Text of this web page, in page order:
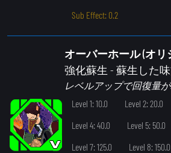
Sub Effect: 0.2
オーバーホール (オリ
強化蘇生 - 蘇生した
レベルアップで回復量
Level 1: 10.0
Level 2: 20.0
Level 4: 40.0
Level 5: 50.0
Level 7: 125.0
Level 8: 150.0